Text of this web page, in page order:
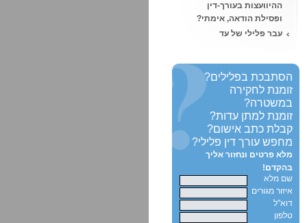
סדום?
השעיית עורך דין
מהלשכה, מאת נוגה ויזל,
הטרדה מינית, איך יוצאים
מזה?
ופסילת הודאה, אימתי?
עבר פלילי של עד
תיווך בסם מסוכן מול
סחר בסמים - בית
המשפט קבע:
סוכן מדיח - הדחה על ידי
סוכן משטרתי והגנה מן
הצדק
האם ניתן לקחת קצינת
מבחן פרטית?
רישום פלילי ועבודה -
היכן לא ניתן להעסיק
אדם עם רישום פלילי?
הסתבכת בפלילים?
זומנת לחקירה
במשטרה?
זומנת למתן עדות?
קבלת כתב אישום?
מחפש עורך דין פלילי?
מלא פרטים ונחזור אליך
בהקדם!
שם מלא
איזור מגורים
דוא"ל
טלפון